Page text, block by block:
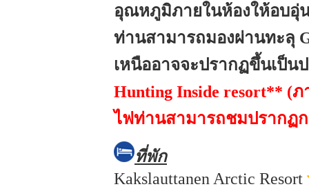
อุณหภูมิภายในห้องให้อบอุ่
ท่านสามารถมองผ่านทะลุ
เหนืออาจจะปรากฏขึ้นเป็
Hunting Inside resort** (
ไฟท่านสามารถชมปรากฏ
ที่พัก
Kakslauttanen Arctic Resort